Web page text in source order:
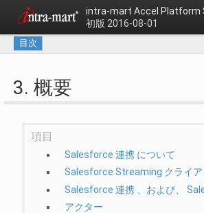
intra-mart Accel Platform
初版 2016-08-01
目次
3. 概要
項目
Salesforce 連携 について
Salesforce Streaming クライア
Salesforce 連携 、および、
アクター